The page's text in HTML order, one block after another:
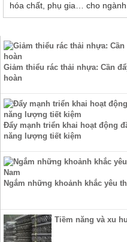
hóa chất, phụ gia… cho
Giảm thiểu rác thải nhựa: Cần
hoàn
Đẩy mạnh triển khai hoạt động
năng lượng tiết kiệm
Ngắm những khoảnh khắc yêu
Tiềm năng và xu